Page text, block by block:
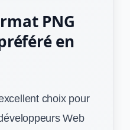
PNG
en
choix pour
Web